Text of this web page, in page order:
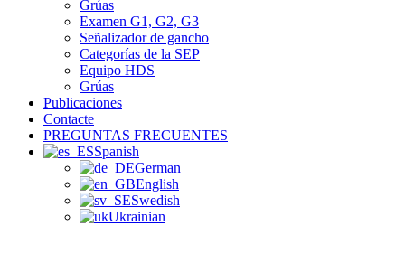
Grúas
Examen G1, G2, G3
Señalizador de gancho
Categorías de la SEP
Equipo HDS
Grúas
Publicaciones
Contacte
PREGUNTAS FRECUENTES
Spanish
German
English
Swedish
Ukrainian